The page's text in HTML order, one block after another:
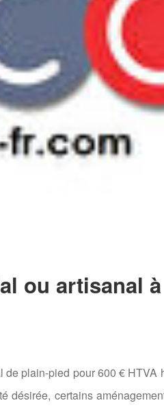
ou artisanal
plain-pied pour 600 € HTVA
désirée, certains